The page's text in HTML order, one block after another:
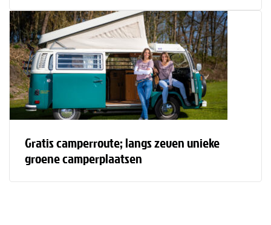
Gratis camperroute; langs zeven unieke
groene camperplaatsen